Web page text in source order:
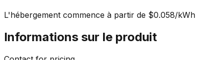
L'hébergement commence à partir de $0.058/kWh
Informations sur le produit